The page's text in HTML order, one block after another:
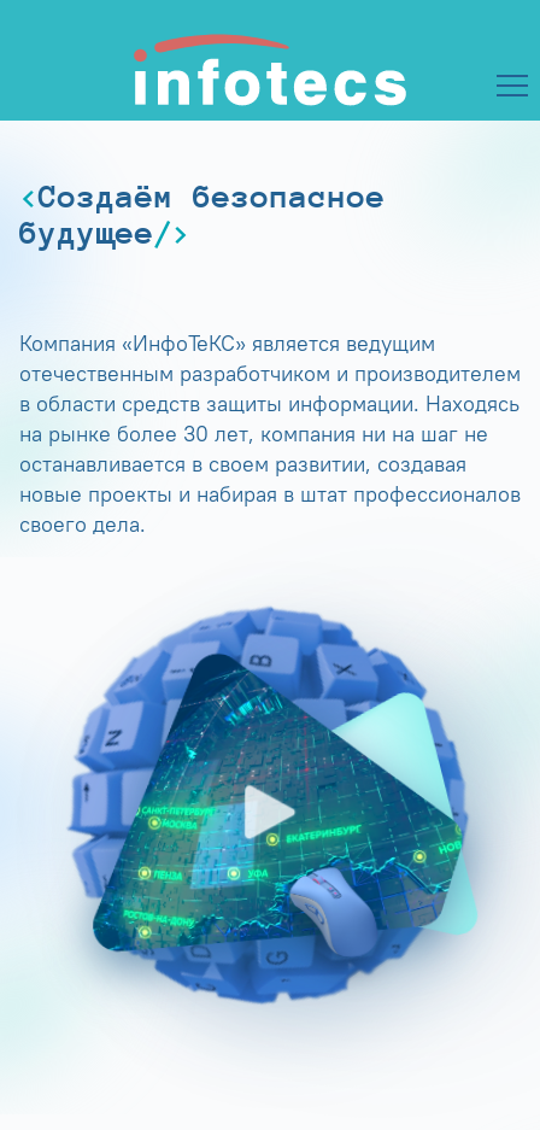
Создаём безопасное
будущее
Компания «ИнфоТеКС» является ведущим
отечественным разработчиком и производителем
в области средств защиты информации. Находясь
на рынке более 30 лет, компания ни на шаг не
останавливается в своем развитии, создавая
новые проекты и набирая в штат профессионалов
своего дела.